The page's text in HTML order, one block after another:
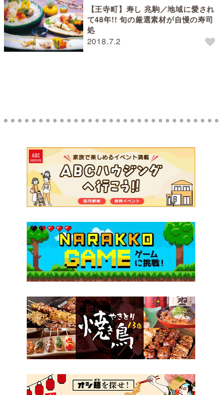
2018.7.2
【王寺町】寿し 兆駒／地域に愛され
て48年!! 旬の厳選素材が自慢の寿司
処